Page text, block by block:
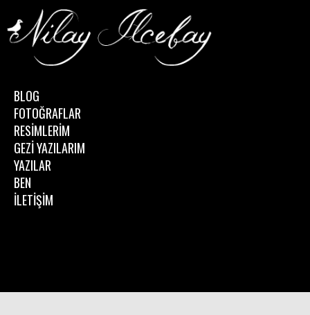
BLOG
FOTOĞRAFLAR
RESİMLERİM
GEZİ YAZILARIM
YAZILAR
BEN
İLETİŞİM